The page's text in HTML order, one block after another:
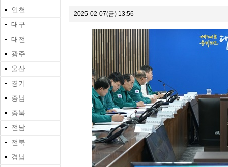
인천
대구
대전
광주
울산
경기
충남
충북
전남
전북
경남
2025-02-07(금) 13:56